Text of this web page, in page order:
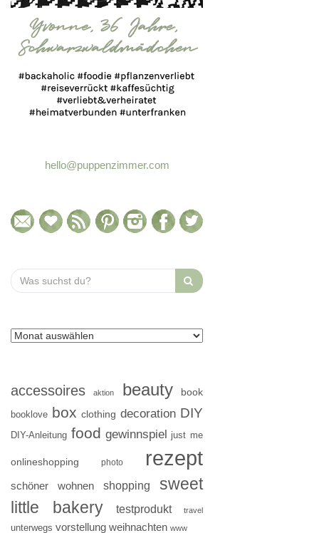
hello@puppenzimmer.com
Search
for:
accessoires aktion beauty book
booklove box clothing decoration DIY
DIY-Anleitung food gewinnspiel just me
onlineshopping photo rezept
schöner wohnen shopping
sweet
little bakery
testprodukt travel
unterwegs vorstellung weihnachten www